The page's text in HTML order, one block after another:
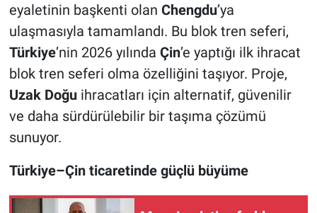
eyaletinin başkenti olan Chengdu’ya
ulaşmasıyla tamamlandı. Bu blok tren seferi,
Türkiye’nin 2026 yılında Çin’e yaptığı ilk ihracat
blok tren seferi olma özelliğini taşıyor. Proje,
Uzak Doğuihracatları için alternatif, güvenilir
ve daha sürdürülebilir bir taşıma çözümü
sunuyor.
Türkiye–Çin ticaretinde güçlü büyüme